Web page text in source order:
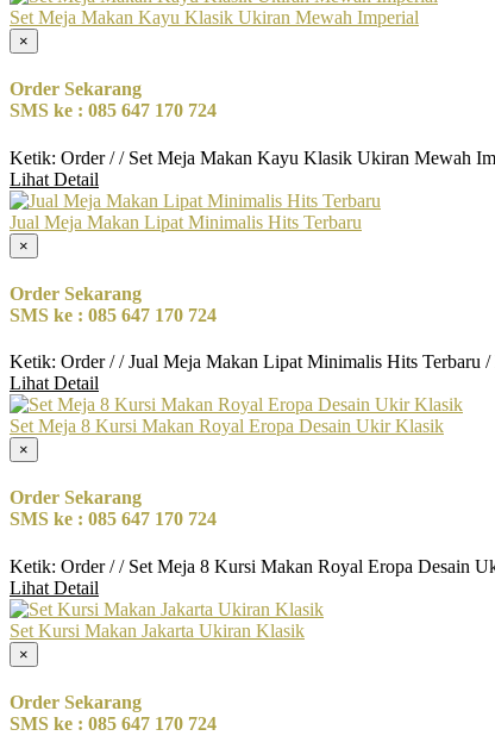
Set Meja Makan Kayu Klasik Ukiran Mewah Imperial
×
Order Sekarang
SMS ke : 085 647 170 724
Ketik: Order / / Set Meja Makan Kayu Klasik Ukiran Mewah
Lihat Detail
Jual Meja Makan Lipat Minimalis Hits Terbaru
×
Order Sekarang
SMS ke : 085 647 170 724
Ketik: Order / / Jual Meja Makan Lipat Minimalis Hits Terbaru /
Lihat Detail
Set Meja 8 Kursi Makan Royal Eropa Desain Ukir Klasik
×
Order Sekarang
SMS ke : 085 647 170 724
Ketik: Order / / Set Meja 8 Kursi Makan Royal Eropa Desain
Lihat Detail
Set Kursi Makan Jakarta Ukiran Klasik
×
Order Sekarang
SMS ke : 085 647 170 724